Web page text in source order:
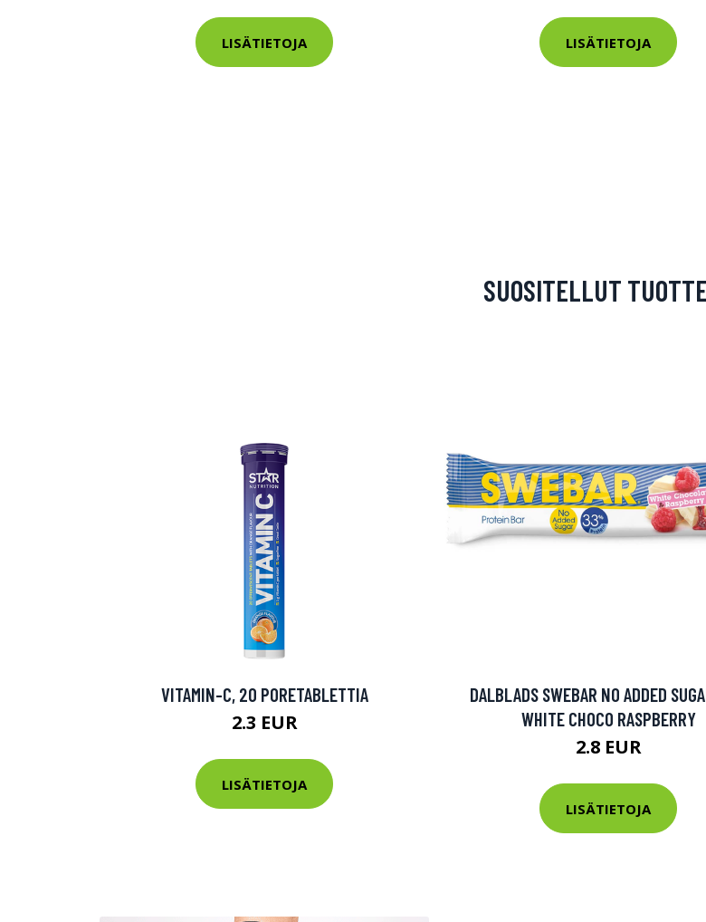
LISÄTIETOJA LISÄTIETOJA
SUOSITELLUT
VITAMIN-C, 20 PORETABLETTIA
2.3 EUR
LISÄTIETOJA
DALBLADS SWEBAR NO ADDED
WHITE CHOCO RASPBERRY
2.8 EUR
LISÄTIETOJA
Erikoistarjous
Sponsoriltamme
IdealofMeD Kauppa
Kaikki IdealofMeDin tuotteet -20 %!
nyt vain 200 €
hintaan.